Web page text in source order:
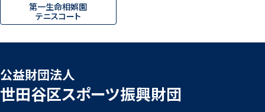
第一生命相娯園
テニスコート
公益財団法人
世田谷区スポーツ振興財団